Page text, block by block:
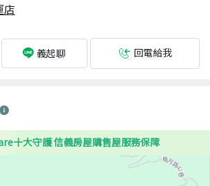
店
義起聊 回電給我
十大守護 信義房屋購售屋服務保障